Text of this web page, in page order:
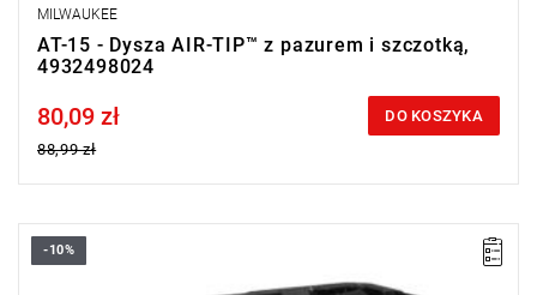
MILWAUKEE
AT-15 - Dysza AIR-TIP™ z pazurem i szczotką,
4932498024
Price tax included
80,09 zł
88,99 zł
DO KOSZYKA
-10%